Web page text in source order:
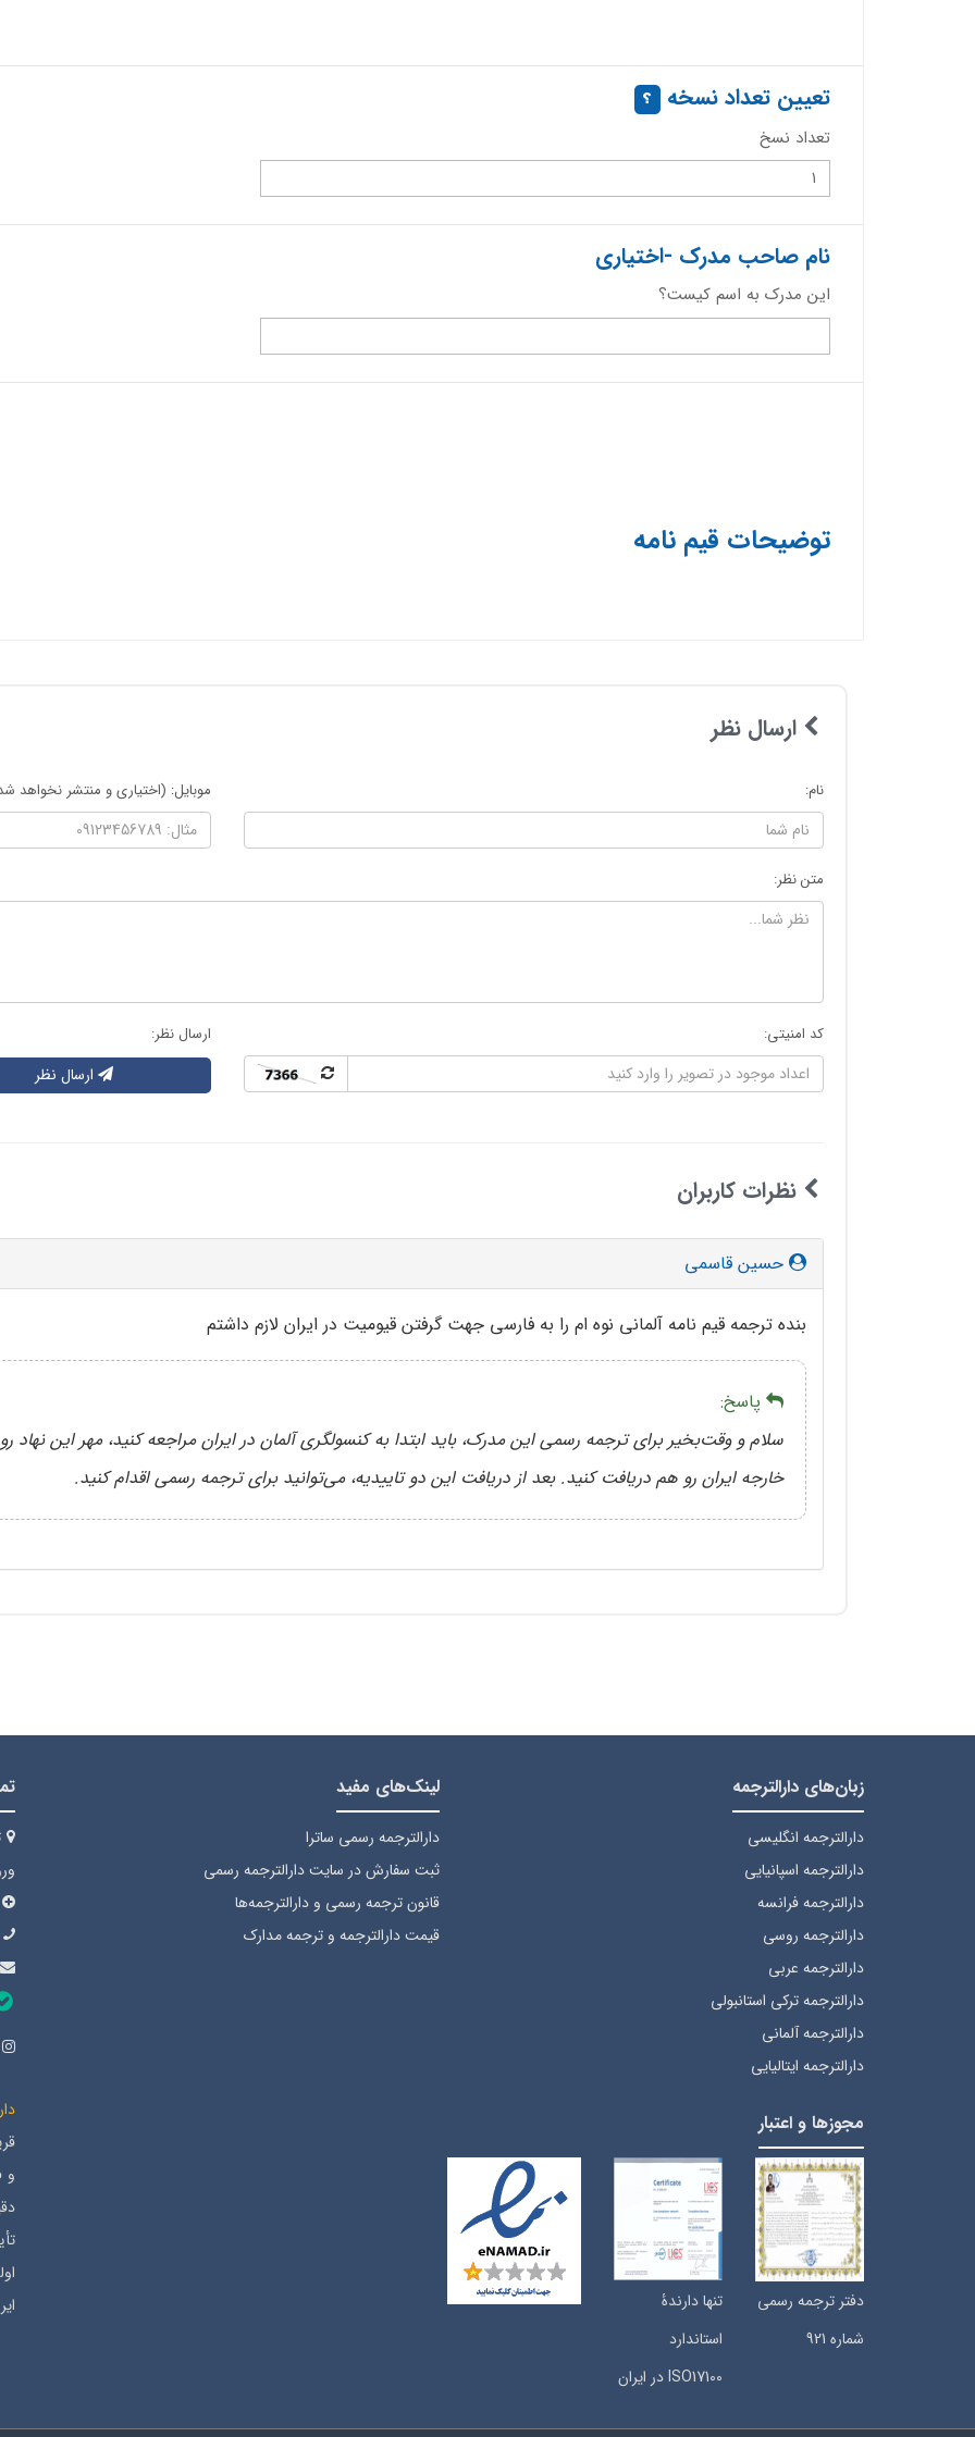
تعیین تعداد نسخه
تعداد نسخ
نام صاحب مدرک -اختیاری
این مدرک به اسم کیست؟
توضیحات قیم نامه
ارسال نظر
نام: موبایل: (اختیاری و منتشر نخواهد
متن نظر:
کد امنیتی: ارسال نظر:
ارسال نظر
نظرات کاربران
حسین قاسمی
بنده ترجمه قیم نامه آلمانی نوه ام را به فارسی جهت گرفتن قیومیت در ایران لازم داشتم
پاسخ:
سلام و وقت‌بخیر برای ترجمه رسمی این مدرک، باید ابتدا به کنسولگری آلمان در ایران مراجعه کنید، مهر این نهاد
خارجه ایران رو هم دریافت کنید. بعد از دریافت این دو تاییدیه، می‌توانید برای ترجمه رسمی اقدام کنید.
زبان‌های دارالترجمه
دارالترجمه انگلیسی
دارالترجمه اسپانیایی
دارالترجمه فرانسه
دارالترجمه روسی
دارالترجمه عربی
دارالترجمه ترکی استانبولی
دارالترجمه آلمانی
دارالترجمه ایتالیایی
لینک‌های مفید
دارالترجمه رسمی ساترا
ثبت سفارشدر سایت دارالترجمه رسمی
قانون ترجمه رسمی و دارالترجمه‌ها
قیمت دارالترجمه و ترجمه مدارک
مجوزها و اعتبار
دفتر ترجمه رسمی
شماره 921
تنها دارندۀ
استاندارد
ISO17100 در ایران